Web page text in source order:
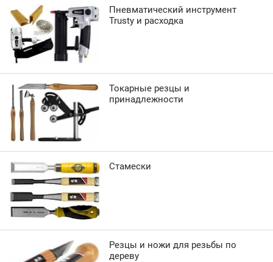
Пневматический инструмент
Trusty и расходка
Токарные резцы и
принадлежности
Стамески
Резцы и ножи для резьбы по
дереву